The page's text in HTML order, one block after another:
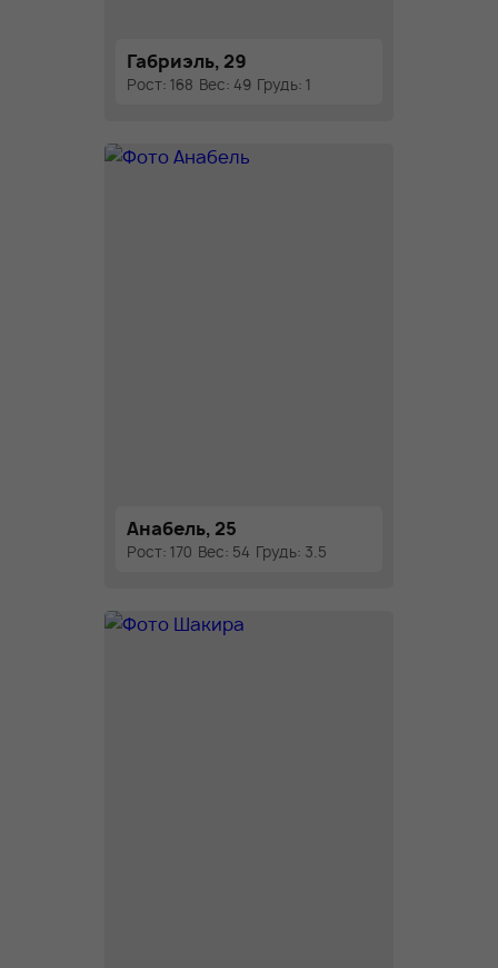
Габриэль, 29
Рост: 168 Вес: 49 Грудь: 1
Анабель, 25
Рост: 170 Вес: 54 Грудь: 3.5